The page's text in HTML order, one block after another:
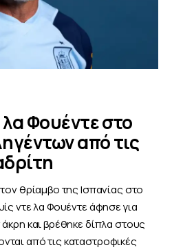
Φουέντε στο
από τις
θρίαμβο της Ισπανίας στο
ντε λα Φουέντε άφησε για
και βρέθηκε δίπλα στους
από τις καταστροφικές